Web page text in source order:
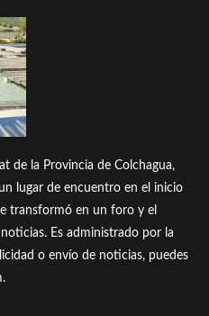
de la Provincia de Colchagua,
lugar de encuentro en el inicio
transformó en un foro y el
Es administrado por la
o envío de noticias, puedes